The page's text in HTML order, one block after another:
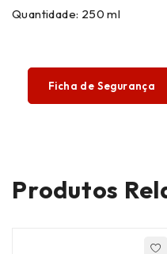
Quantidade: 250 ml
Ficha de Segurança
Produtos